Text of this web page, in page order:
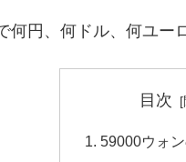
何円、何ドル、何ユー
目次
59000ウォ